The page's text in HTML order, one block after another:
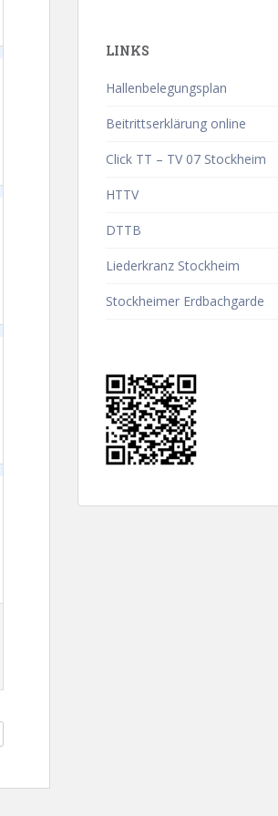
LINKS
Hallenbelegungsplan
Beitrittserklärung online
Click TT – TV 07 Stockheim
HTTV
DTTB
Liederkranz Stockheim
Stockheimer Erdbachgarde